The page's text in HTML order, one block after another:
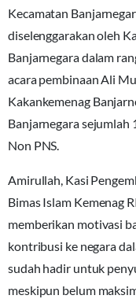
Kecamatan
diselenggarakan oleh
Banjarnegara dalam
acara pembinaan Ali
Kakankemenag
Banjarnegara sejumlah
Non PNS.
Amirullah, Kasi
Bimas Islam Kemenag
memberikan motivasi
kontribusi ke negara
sudah hadir untuk
meskipun belum